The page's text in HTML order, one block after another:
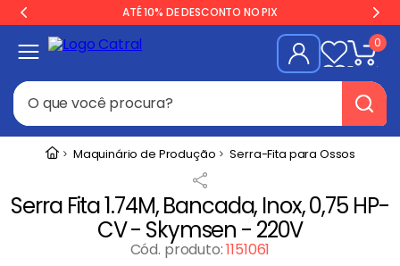
ATÉ 10% DE DESCONTO NO PIX
0
O que você procura?
Maquinário de Produção Serra-Fita para Ossos
Serra Fita 1.74M, Bancada, Inox, 0,75 HP-
CV - Skymsen - 220V
Cód. produto:1151061
Termos mais buscados
2º Freezer
Balança